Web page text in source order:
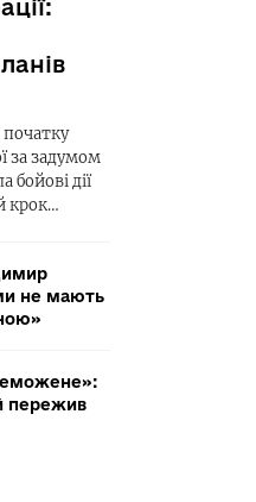
початку
за задумом
бойові дії
крок…
не мають
пережив